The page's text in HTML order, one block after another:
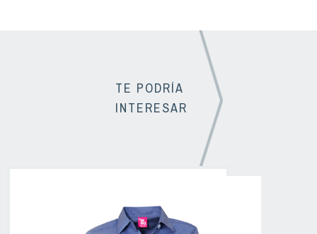
TE PODRÍA
INTERESAR